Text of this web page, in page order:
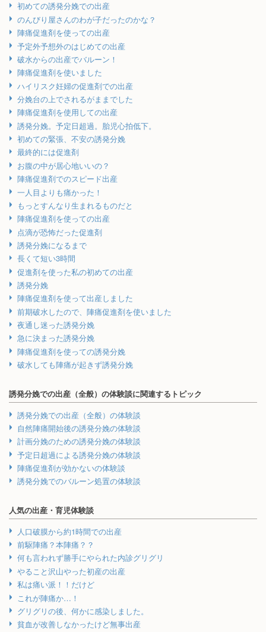
初めての誘発分娩での出産
のんびり屋さんのわが子だったのかな？
陣痛促進剤を使っての出産
予定外予想外のはじめての出産
破水からの出産でバルーン！
陣痛促進剤を使いました
ハイリスク妊婦の促進剤での出産
分娩台の上でされるがままでした
陣痛促進剤を使用しての出産
誘発分娩。予定日超過。胎児心拍低下。
初めての緊張、不安の誘発分娩
最終的には促進剤
お腹の中が居心地いいの？
陣痛促進剤でのスピード出産
一人目よりも痛かった！
もっとすんなり生まれるものだと
陣痛促進剤を使っての出産
点滴が恐怖だった促進剤
誘発分娩になるまで
長くて短い3時間
促進剤を使った私の初めての出産
誘発分娩
陣痛促進剤を使って出産しました
前期破水したので、陣痛促進剤を使いました
夜通し迷った誘発分娩
急に決まった誘発分娩
陣痛促進剤を使っての誘発分娩
破水しても陣痛が起きず誘発分娩
誘発分娩での出産（全般）の体験談に関連するトピック
誘発分娩での出産（全般）の体験談
自然陣痛開始後の誘発分娩の体験談
計画分娩のための誘発分娩の体験談
予定日超過による誘発分娩の体験談
陣痛促進剤が効かないの体験談
誘発分娩でのバルーン処置の体験談
人気の出産・育児体験談
人口破膜から約1時間での出産
前駆陣痛？本陣痛？？
何も言われず勝手にやられた内診グリグリ
やること沢山やった初産の出産
私は痛い派！！だけど
これが陣痛か…！
グリグリの後、何かに感染しました。
貧血が改善しなかったけど無事出産